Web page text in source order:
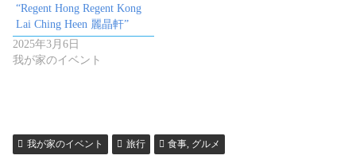
“Regent Hong Regent Kong
Lai Ching Heen 麗晶軒”
2025年3月6日
我が家のイベント
我が家のイベント 旅行 食事, グルメ